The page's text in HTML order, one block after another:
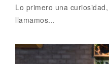
Lo primero una
llamamos...